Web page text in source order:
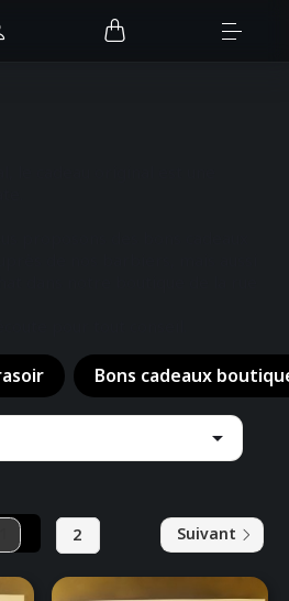
Bons cadeaux

2 Suivant